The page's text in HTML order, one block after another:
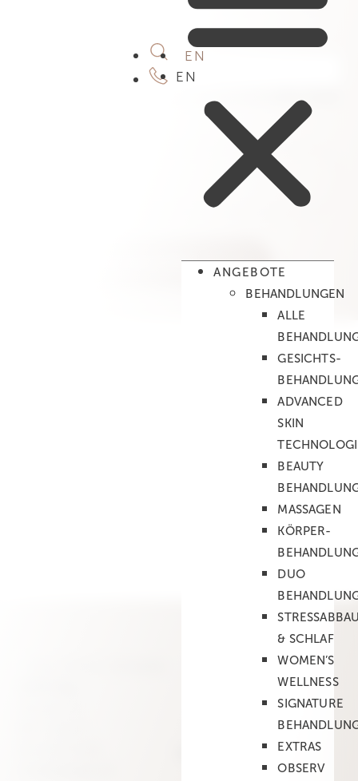
ANGEBOTE
BEHANDLUNGEN
ALLE
GESICHTS­
ADVANCED
SKIN
BEAUTY
MASSAGEN
KÖRPER­
DUO
& SCHLAF
WOMEN’S
WELLNESS
SIGNATURE
EXTRAS
OBSERV
EN
EN
Dieses Feld dient zur Validierung und sollte nicht
Kundenservice